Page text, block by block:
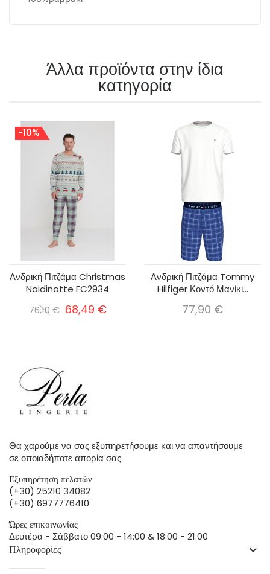
Άλλα προϊόντα στην ίδια
κατηγορία
-10%
Ανδρική Πιτζάμα Christmas
Noidinotte FC2934
76,10 € 68,49 €
Ανδρική Πιτζάμα Tommy
Hilfiger Κοντό Μανίκι...
77,90 €
Θα χαρούμε να σας εξυπηρετήσουμε και να απαντήσουμε
σε οποιαδήποτε απορία σας.
Εξυπηρέτηση πελατών
(+30) 25210 34082
(+30) 6977776410
Ώρες επικοινωνίας
Δευτέρα - Σάββατο 09:00 - 14:00 & 18:00 - 21:00
Πληροφορίες keyboard_arrow_down